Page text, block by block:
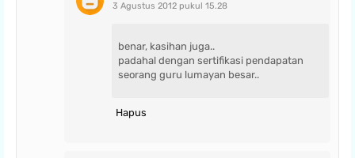
3 Agustus 2012 pukul 15.28
benar, kasihan juga..
padahal dengan sertifikasi pendapatan
seorang guru lumayan besar..
Hapus